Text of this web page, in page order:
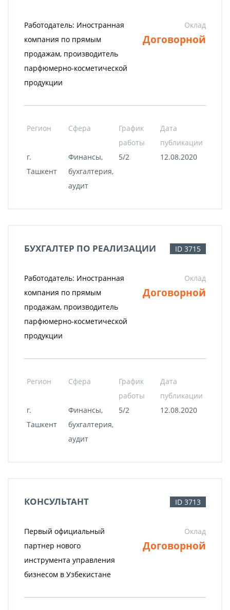
Работодатель: Иностранная
компания по прямым
продажам, производитель
парфюмерно-косметической
продукции
Оклад
Договорной
Регион Сфера
График
работы
Дата
публикации
г.
Ташкент
Финансы,
бухгалтерия,
аудит
5/2 12.08.2020
БУХГАЛТЕР ПО РЕАЛИЗАЦИИ ID 3715
Работодатель: Иностранная
компания по прямым
продажам, производитель
парфюмерно-косметической
продукции
Оклад
Договорной
Регион Сфера
График
работы
Дата
публикации
г.
Ташкент
Финансы,
бухгалтерия,
аудит
5/2 12.08.2020
КОНСУЛЬТАНТ ID 3713
Первый официальный
партнер нового
инструмента управления
бизнесом в Узбекистане
Оклад
Договорной